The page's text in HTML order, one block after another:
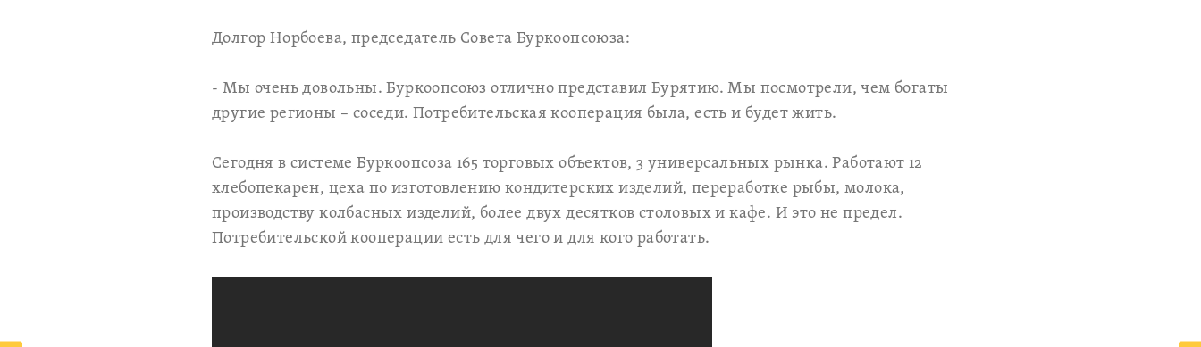
Долгор Норбоева, председатель Совета Буркоопсоюза:
- Мы очень довольны. Буркоопсоюз отлично представил Бурятию. Мы посмотрели, чем богаты
другие регионы – соседи. Потребительская кооперация была, есть и будет жить.
Сегодня в системе Буркоопсоза 165 торговых объектов, 3 универсальных рынка. Работают 12
хлебопекарен, цеха по изготовлению кондитерских изделий, переработке рыбы, молока,
производству колбасных изделий, более двух десятков столовых и кафе. И это не предел.
Потребительской кооперации есть для чего и для кого работать.